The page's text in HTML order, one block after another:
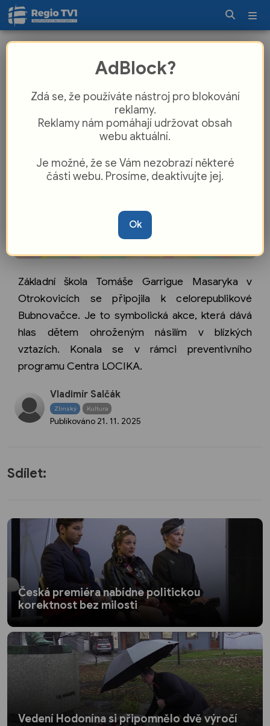
násilí v blízkých vztazích
Základní škola Tomáše Garrigue Masaryka v
Otrokovicích se připojila k celorepublikové
Bubnovačce. Je to symbolická akce, která dává
hlas dětem ohroženým násilím v blízkých
vztazích. Konala se v rámci preventivního
programu Centra LOCIKA.
Vladimír Salčák
Zlínský Kultura
Publikováno 21. 11. 2025
Sdílet:
Česká premiéra nabídne politickou
korektnost bez milosti
Vedení Hodonína si připomnělo dvě výročí
AdBlock?
Zdá se, že používáte nástroj pro blokování
reklamy.
Reklamy nám pomáhají udržovat obsah
webu aktuální.
Je možné, že se Vám nezobrazí některé
části webu. Prosíme, deaktivujte jej.
Ok